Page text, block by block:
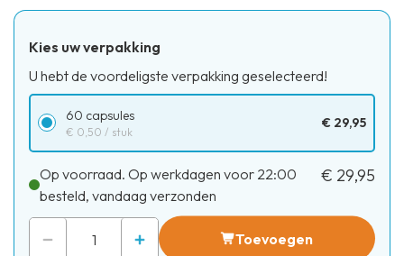
Kies uw verpakking
U hebt de voordeligste verpakking geselecteerd!
60 capsules
€ 0,50 / stuk
€ 29,95
Op voorraad. Op werkdagen voor 22:00
besteld, vandaag verzonden
€ 29,95
Toevoegen